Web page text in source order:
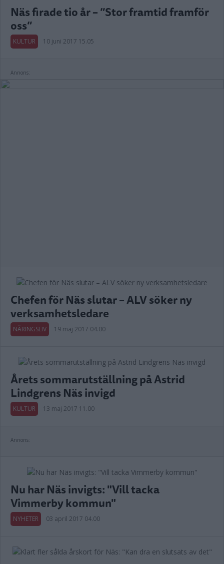
Näs firade tio år – ”Stor framtid framför
oss”
KULTUR 10 juni 2017 15.05
Annons:
Chefen för Näs slutar – ALV söker ny
verksamhetsledare
NÄRINGSLIV 19 maj 2017 04.00
Årets sommarutställning på Astrid
Lindgrens Näs invigd
KULTUR 13 maj 2017 11.00
Annons:
Nu har Näs invigts: "Vill tacka
Vimmerby kommun"
NYHETER 03 april 2017 04.00